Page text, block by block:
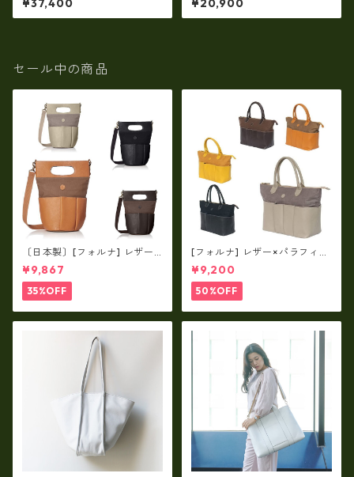
ー・牛革口折リュック・ラー
ジサイズ（210144・日本製）
¥37,400
サック 日本製 撥水 軽量 ユニ
セックス cc-2702
¥20,900
セール中の商品
〔日本製〕[フォルナ] レザー×
パラフィン筒型2way シュリン
クレザー×79Aパラフィン fo
-259630
¥9,867
35%OFF
[フォルナ] レザー×パラフィン
筒型2way シュリンクレザー×
79Aパラフィン トートL fo-2
59632
¥9,200
50%OFF